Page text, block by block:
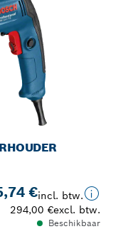
€incl. btw.
294,00 €excl. btw.
Beschikbaar